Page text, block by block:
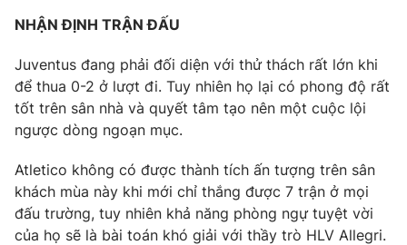
NHẬN ĐỊNH TRẬN ĐẤU
Juventus đang phải đối diện với thử thách rất lớn khi
để thua 0-2 ở lượt đi. Tuy nhiên họ lại có phong độ rất
tốt trên sân nhà và quyết tâm tạo nên một cuộc lội
ngược dòng ngoạn mục.
Atletico không có được thành tích ấn tượng trên sân
khách mùa này khi mới chỉ thắng được 7 trận ở mọi
đấu trường, tuy nhiên khả năng phòng ngự tuyệt vời
của họ sẽ là bài toán khó giải với thầy trò HLV Allegri.